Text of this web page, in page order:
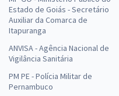
Estado de Goiás - Secretário
Auxiliar da Comarca de
Itapuranga
ANVISA - Agência Nacional de
Vigilância Sanitária
PM PE - Polícia Militar de
Pernambuco